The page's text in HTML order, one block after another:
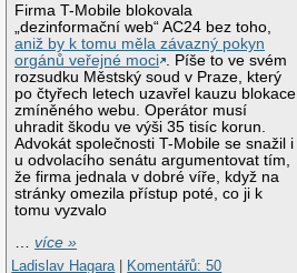
Firma T-Mobile blokovala
„dezinformační web“ AC24 bez toho,
aniž by k tomu měla závazný pokyn
orgánů veřejné moci
. Píše to ve svém
rozsudku Městský soud v Praze, který
po čtyřech letech uzavřel kauzu blokace
zmíněného webu. Operátor musí
uhradit škodu ve výši 35 tisíc korun.
Advokát společnosti T-Mobile se snažil i
u odvolacího senátu argumentovat tím,
že firma jednala v dobré víře, když na
stránky omezila přístup poté, co ji k
tomu vyzvalo
…více »
Ladislav Hagara| Komentářů: 50